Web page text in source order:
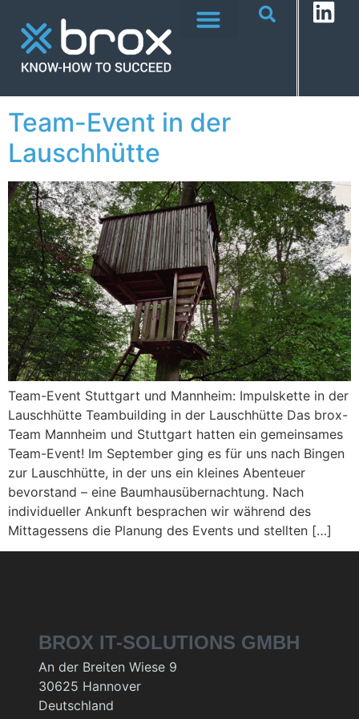
Team-Event in der
Lauschhütte
Team-Event Stuttgart und Mannheim: Impulskette in der
Lauschhütte Teambuilding in der Lauschhütte Das brox-
Team Mannheim und Stuttgart hatten ein gemeinsames
Team-Event! Im September ging es für uns nach Bingen
zur Lauschhütte, in der uns ein kleines Abenteuer
bevorstand – eine Baumhausübernachtung. Nach
individueller Ankunft besprachen wir während des
Mittagessens die Planung des Events und stellten […]
BROX IT-SOLUTIONS GMBH
An der Breiten Wiese 9
30625 Hannover
Deutschland